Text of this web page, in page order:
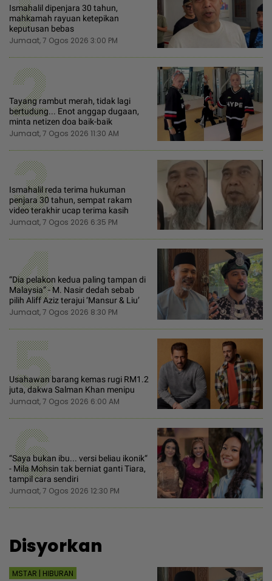
Ismahalil dipenjara 30 tahun,
mahkamah rayuan ketepikan
keputusan bebas
Jumaat, 7 Ogos 2026 3:00 PM
2
Tayang rambut merah, tidak lagi
bertudung... Enot anggap dugaan,
minta netizen doa baik-baik
Jumaat, 7 Ogos 2026 11:30 AM
3
Ismahalil reda terima hukuman
penjara 30 tahun, sempat rakam
video terakhir ucap terima kasih
Jumaat, 7 Ogos 2026 6:35 PM
4
“Dia pelakon kedua paling tampan di
Malaysia” - M. Nasir dedah sebab
pilih Aliff Aziz terajui ‘Mansur & Liu’
Jumaat, 7 Ogos 2026 8:30 PM
5
Usahawan barang kemas rugi RM1.2
juta, dakwa Salman Khan menipu
Jumaat, 7 Ogos 2026 6:00 AM
6
“Saya bukan ibu... versi beliau ikonik“
- Mila Mohsin tak berniat ganti Tiara,
tampil cara sendiri
Jumaat, 7 Ogos 2026 12:30 PM
Disyorkan
MSTAR | HIBURAN